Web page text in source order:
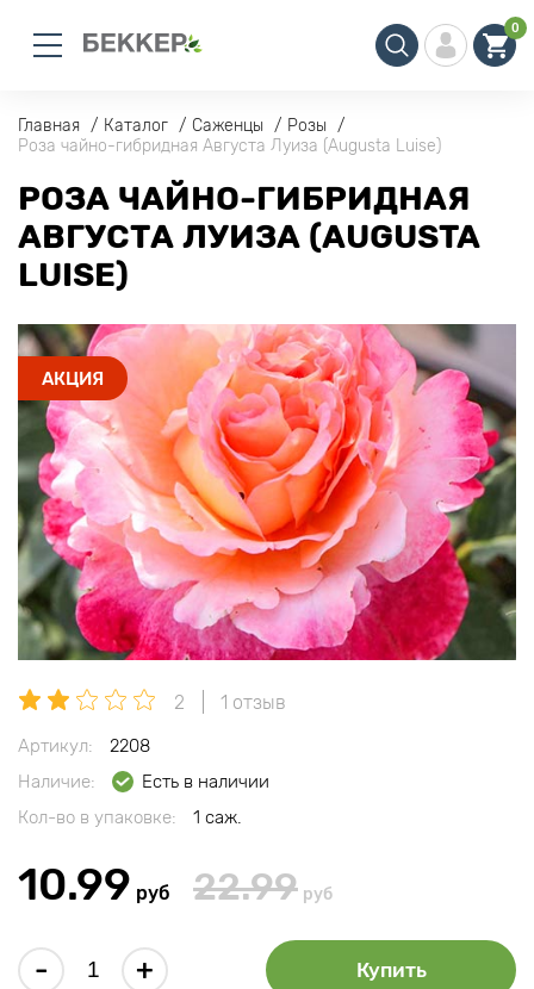
0
Главная Каталог Саженцы
Розы
Роза чайно-гибридная Августа Луиза (Augusta Luise)
РОЗА ЧАЙНО-ГИБРИДНАЯ
АВГУСТА ЛУИЗА (AUGUSTA
LUISE)
АКЦИЯ
2 1 отзыв
Артикул:
2208
Наличие:
Есть в наличии
Кол-во в упаковке:
1 саж.
10.99 руб 22.99 руб
- + Купить